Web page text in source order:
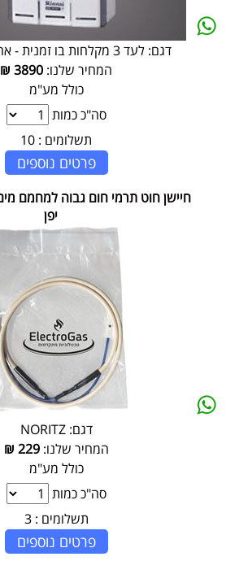
דגם: לעד 3 מקלחות בו זמנית - אחריות לשנה
המחיר שלנו: 3890
₪
כולל מע"מ
סה"כ כמות
תשלומים : 10
פרטים נוספים
יפן
דגם: NORITZ
המחיר שלנו:229
₪
כולל מע"מ
סה"כ כמות
תשלומים : 3
פרטים נוספים